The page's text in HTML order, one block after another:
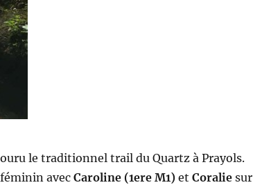
le traditionnel trail du Quartz à Prayols.
avec Caroline (1ere M1) et Coralie sur